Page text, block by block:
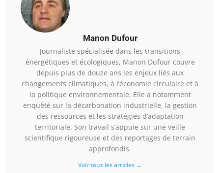
Manon Dufour
Journaliste spécialisée dans les transitions
énergétiques et écologiques, Manon Dufour couvre
depuis plus de douze ans les enjeux liés aux
changements climatiques, à l’économie circulaire et à
la politique environnementale. Elle a notamment
enquêté sur la décarbonation industrielle, la gestion
des ressources et les stratégies d’adaptation
territoriale. Son travail s’appuie sur une veille
scientifique rigoureuse et des reportages de terrain
approfondis.
Voir tous les articles →